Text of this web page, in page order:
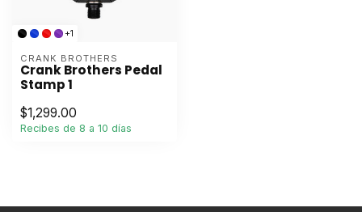
+1
CRANK BROTHERS
Crank Brothers Pedal
Stamp 1
$1,299.00
Recibes de 8 a 10 días